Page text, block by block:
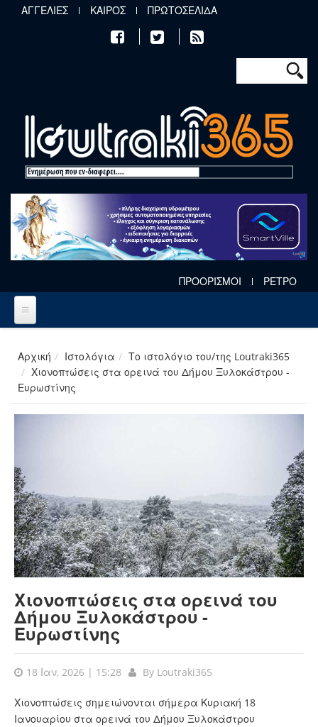
Παράκαμψη προς το κυρίως περιεχόμενο
ΑΓΓΕΛΙΕΣ ΚΑΙΡΟΣ ΠΡΩΤΟΣΕΛΙΔΑ
Φόρμα
Αναζήτηση
ΠΡΟΟΡΙΣΜΟΙ ΡΕΤΡΟ
Αρχική Ιστολόγια
Το ιστολόγιο του/της Loutraki365
Χιονοπτώσεις στα ορεινά του Δήμου Ξυλοκάστρου -
Ευρωστίνης
Χιονοπτώσεις στα ορεινά του
Δήμου Ξυλοκάστρου -
Ευρωστίνης
18 Ιαν, 2026 | 15:28 By Loutraki365
Χιονοπτώσεις σημειώνονται σήμερα Κυριακή 18
Ιανουαρίου στα ορεινά του Δήμου Ξυλοκάστρου